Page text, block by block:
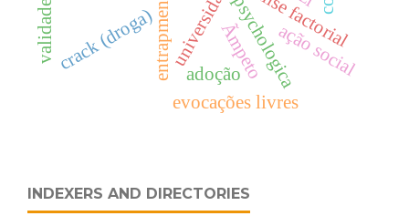
psychologica
entrapment
evocações livres
crack (droga) ação social
Ãmpeto
adoção
INDEXERS AND DIRECTORIES